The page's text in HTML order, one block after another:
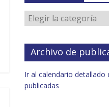
Archivo de
Ir al calendario detallado
publicadas